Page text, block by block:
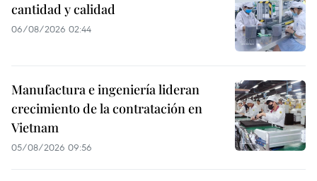
cantidad y calidad
06/08/2026 02:44
Manufactura e ingeniería lideran
crecimiento de la contratación en
Vietnam
05/08/2026 09:56